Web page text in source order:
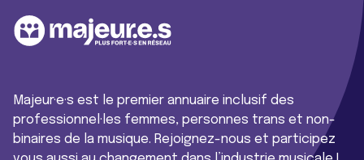
Majeur·e·s est le premier annuaire inclusif des
professionnel·les femmes, personnes trans et non-
binaires de la musique. Rejoignez-nous et participez